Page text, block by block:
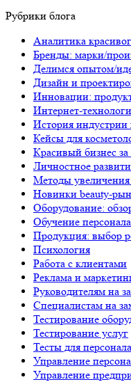
Рубрики блога
Аналитика
Бренды: марки/
Делимся опытом/
Дизайн и
Инновации:
Интернет-
История индустрии
Кейсы для
Красивый бизнес
Личностное
Методы
Новинки beauty-
Оборудование:
Обучение персонала
Продукция: выбор
Психология
Работа с клиентами
Реклама и
Руководителям на
Специалистам на
Тестирование
Тестирование услуг
Тесты для персонала
Управление
Управление